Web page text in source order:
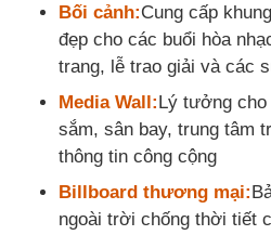
Bối cảnh:Cung cấp
đẹp cho các buổi hòa
trang, lễ trao giải và các
Media Wall:Lý tưởng
sắm, sân bay, trung tâm
thông tin công cộng
Billboard thương mại:
ngoài trời chống thời tiết